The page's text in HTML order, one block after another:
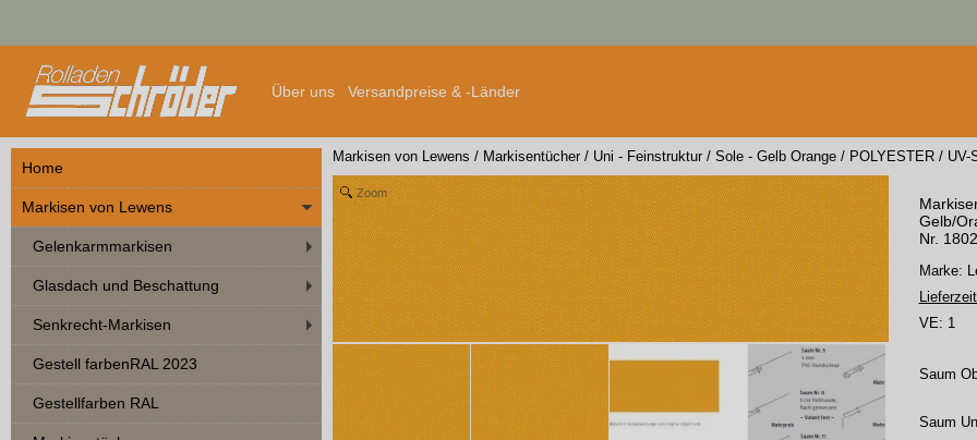
Über uns Versandpreise & -Länder
Home
Markisen von Lewens
Gelenkarmmarkisen
Glasdach und Beschattung
Senkrecht-Markisen
Gestell farbenRAL 2023
Gestellfarben RAL
Markisen von Lewens / Markisentücher / Uni - Feinstruktur / Sole - Gelb Orange / POLYESTER / UV-
Zoom
Gelb/
Nr.
Marke:
VE: 1
Saum
Saum